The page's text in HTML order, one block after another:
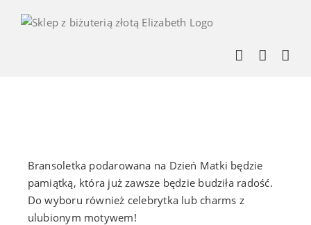
Bransoletka podarowana na Dzień Matki będzie
pamiątką, która już zawsze będzie budziła radość.
Do wyboru również celebrytka lub charms z
ulubionym motywem!